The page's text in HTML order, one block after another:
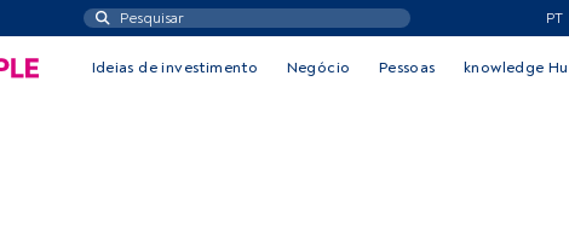
PT
Ideias de investimento Negócio Pessoas knowledge